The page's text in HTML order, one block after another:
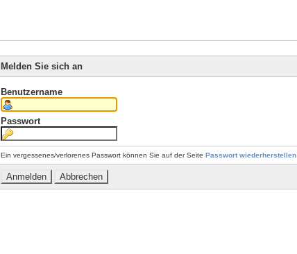
Melden Sie sich an
Benutzername
Passwort
Ein vergessenes/verlorenes Passwort können Sie auf der Seite Passwort wiederherstellen